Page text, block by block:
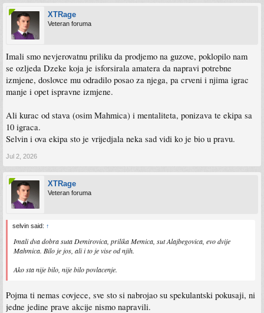
XTRage
Veteran foruma
Imali smo nevjerovatnu priliku da prodjemo na guzove, poklopilo nam
se ozljeda Dzeke koja je isforsirala amatera da napravi potrebne
izmjene, doslovce mu odradilo posao za njega, pa crveni i njima igrac
manje i opet ispravne izmjene.
Ali kurac od stava (osim Mahmica) i mentaliteta, ponizava te ekipa sa
10 igraca.
Selvin i ova ekipa sto je vrijedjala neka sad vidi ko je bio u pravu.
Jul 2, 2026
XTRage
Veteran foruma
selvin said: ↑
Imali dva dobra suta Demirovica, prilika Memica, sut Alajbegovica, evo dvije
Mahmica. Bilo je jos, ali i to je vise od njih.
Ako sta nije bilo, nije bilo povlacenje.
Pojma ti nemas covjece, sve sto si nabrojao su spekulantski pokusaji, ni
jedne jedine prave akcije nismo napravili.